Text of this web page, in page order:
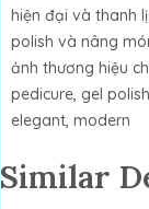
hiện đại và thanh
polish và nâng
ảnh thương hiệu
pedicure, gel
elegant, modern
Similar